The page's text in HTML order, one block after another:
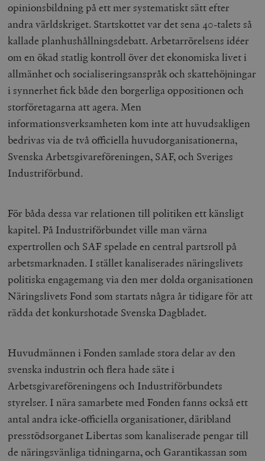
opinionsbildning på ett mer systematiskt sätt efter
andra världskriget. Startskottet var det sena 40-talets så
kallade planhushållningsdebatt. Arbetarrörelsens idéer
om en ökad statlig kontroll över det ekonomiska livet i
allmänhet och socialiseringsanspråk och skattehöjningar
i synnerhet fick både den borgerliga oppositionen och
storföretagarna att agera. Men
informationsverksamheten kom inte att huvudsakligen
bedrivas via de två officiella huvudorganisationerna,
Svenska Arbetsgivareföreningen, SAF, och Sveriges
Industriförbund.
För båda dessa var relationen till politiken ett känsligt
kapitel. På Industriförbundet ville man värna
expertrollen och SAF spelade en central partsroll på
arbetsmarknaden. I stället kanaliserades näringslivets
politiska engagemang via den mer dolda organisationen
Näringslivets Fond som startats några år tidigare för att
rädda det konkurshotade Svenska Dagbladet.
Huvudmännen i Fonden samlade stora delar av den
svenska industrin och flera hade säte i
Arbetsgivareföreningens och Industriförbundets
styrelser. I nära samarbete med Fonden fanns också ett
antal andra icke-officiella organisationer, däribland
presstödsorganet Libertas som kanaliserade pengar till
de näringsvänliga tidningarna, och Garantikassan som